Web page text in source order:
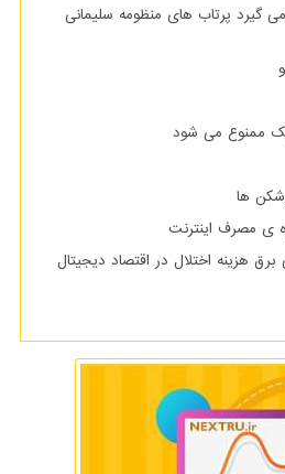
مدار قرار می گیرد پرتاب های منظومه سلیمانی
ممنوع می شود
ها
ی مصرف اینترنت
برق هزینه اختلال در اقتصاد دیجیتال